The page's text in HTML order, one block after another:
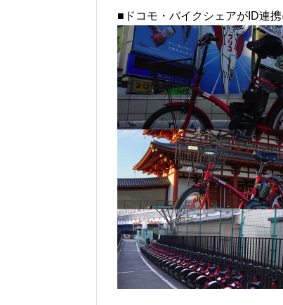
■ドコモ・バイクシェアがID連